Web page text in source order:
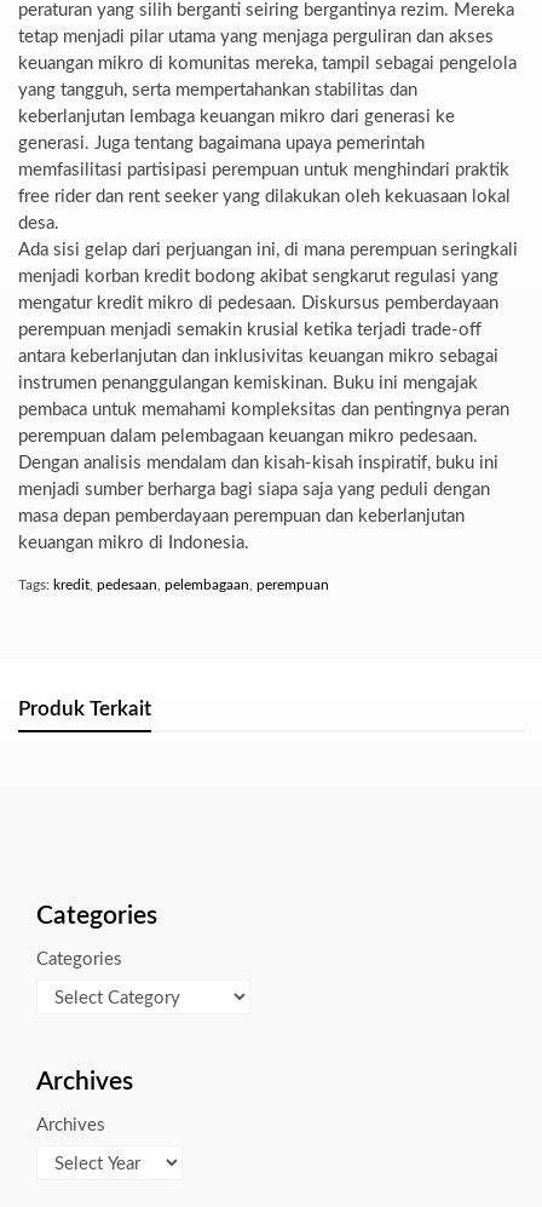
peraturan yang silih berganti seiring bergantinya rezim. Mereka
tetap menjadi pilar utama yang menjaga perguliran dan akses
keuangan mikro di komunitas mereka, tampil sebagai pengelola
yang tangguh, serta mempertahankan stabilitas dan
keberlanjutan lembaga keuangan mikro dari generasi ke
generasi. Juga tentang bagaimana upaya pemerintah
memfasilitasi partisipasi perempuan untuk menghindari praktik
free rider dan rent seeker yang dilakukan oleh kekuasaan lokal
desa.
Ada sisi gelap dari perjuangan ini, di mana perempuan seringkali
menjadi korban kredit bodong akibat sengkarut regulasi yang
mengatur kredit mikro di pedesaan. Diskursus pemberdayaan
perempuan menjadi semakin krusial ketika terjadi trade-off
antara keberlanjutan dan inklusivitas keuangan mikro sebagai
instrumen penanggulangan kemiskinan. Buku ini mengajak
pembaca untuk memahami kompleksitas dan pentingnya peran
perempuan dalam pelembagaan keuangan mikro pedesaan.
Dengan analisis mendalam dan kisah-kisah inspiratif, buku ini
menjadi sumber berharga bagi siapa saja yang peduli dengan
masa depan pemberdayaan perempuan dan keberlanjutan
keuangan mikro di Indonesia.
Tags: kredit pedesaan pelembagaan perempuan
Produk Terkait
Categories
Categories
Archives
Archives